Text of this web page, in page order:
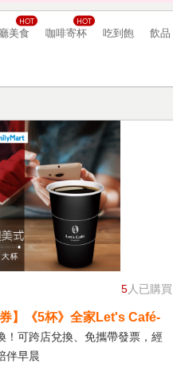
美食 咖啡寄杯 吃到飽 飲品
5人已購買
券】《5杯》全家Let's Café-
式(大杯)
！可跨店兌換、免攜帶發票，經
伴早晨